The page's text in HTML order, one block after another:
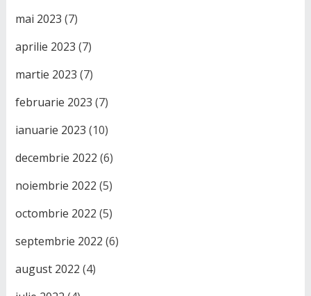
mai 2023 (7)
aprilie 2023 (7)
martie 2023 (7)
februarie 2023 (7)
ianuarie 2023 (10)
decembrie 2022 (6)
noiembrie 2022 (5)
octombrie 2022 (5)
septembrie 2022 (6)
august 2022 (4)